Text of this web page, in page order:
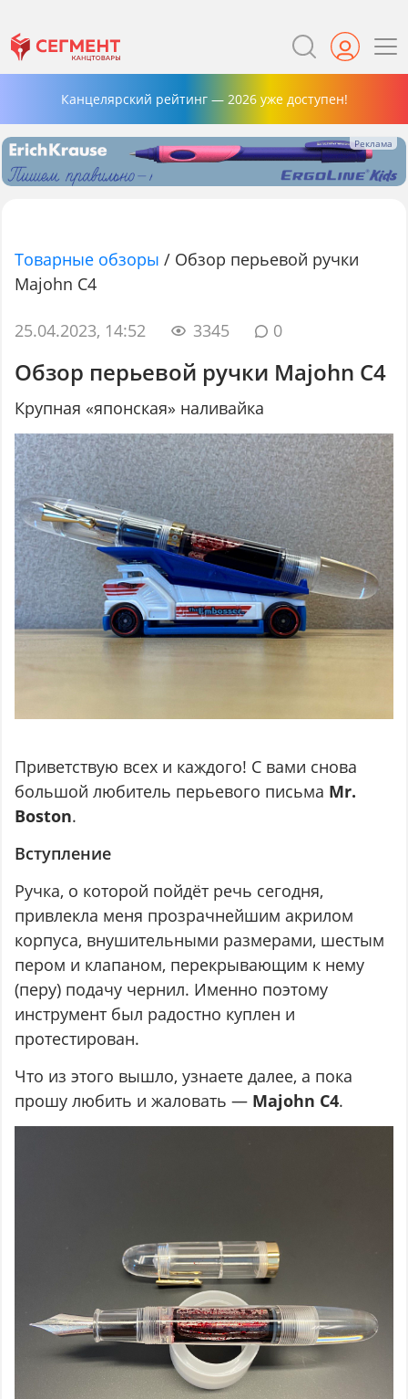
Канцелярский рейтинг — 2026 уже доступен!
Товарные обзоры / Обзор перьевой ручки
Majohn C4
25.04.2023, 14:52 3345 0
Обзор перьевой ручки Majohn C4
Крупная «японская» наливайка
Приветствую всех и каждого! С вами снова
большой любитель перьевого письма Mr.
Boston.
Вступление
Ручка, о которой пойдёт речь сегодня,
привлекла меня прозрачнейшим акрилом
корпуса, внушительными размерами, шестым
пером и клапаном, перекрывающим к нему
(перу) подачу чернил. Именно поэтому
инструмент был радостно куплен и
протестирован.
Что из этого вышло, узнаете далее, а пока
прошу любить и жаловать — Majohn C4.